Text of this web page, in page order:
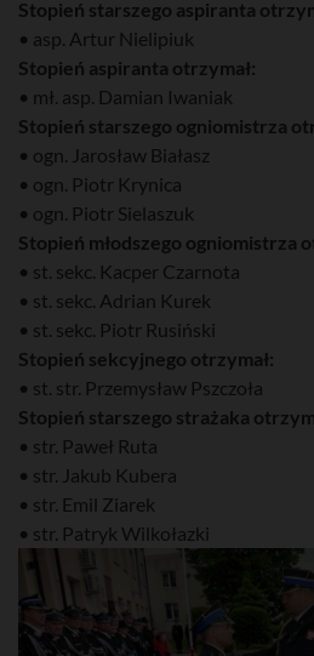
Stopień starszego aspiranta
• asp. Artur Nielipiuk
Stopień aspiranta otrzymał:
• mł. asp. Damian Iwaniak
Stopień starszego ogniomistrza
• ogn. Jarosław Białasz
• ogn. Piotr Krynica
• ogn. Piotr Sielaszuk
Stopień młodszego ogniomistrza
• st. sekc. Kacper Czarnota
• st. sekc. Adrian Kurek
• st. sekc. Piotr Rusiński
Stopień sekcyjnego otrzymał:
• st. str. Przemysław Pszczoła
Stopień starszego strażaka
• str. Paweł Ruta
• str. Jakub Kubera
• str. Emil Ziarek
• str. Patryk Wilkołazki